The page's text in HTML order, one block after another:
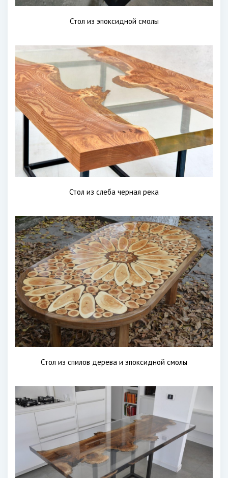
Стол из эпоксидной смолы
Стол из слеба черная река
Стол из спилов дерева и эпоксидной смолы